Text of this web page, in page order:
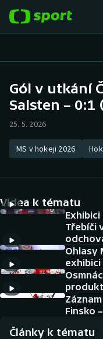
Hokej
Atletika
DALŠÍ SPORTY
Americký fotbal
Baseball a softbal
Basketbal
Biatlon
NEPŘEHLÉDNĚTE
Soutěže
Historické návraty
Aplikace ČT sport
Gól v utkání
Salsten – 0:1
25. 5. 2026
MS v hokeji 2026
Videa k tématu
Třebíči
Ohlasy
exhibici
Finsko
Články k tématu